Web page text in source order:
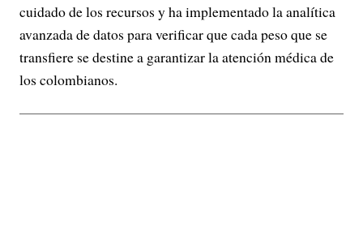
cuidado de los recursos y ha implementado la analítica
avanzada de datos para verificar que cada peso que se
transfiere se destine a garantizar la atención médica de
los colombianos.